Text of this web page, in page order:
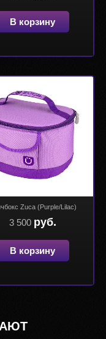
В корзину
Zuca (Purple/Lilac)
3 500 руб.
В корзину